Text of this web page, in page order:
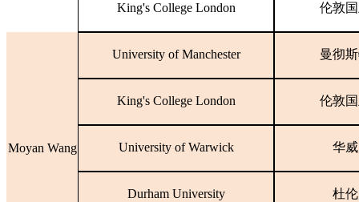
King's College London 伦敦
Moyan Wang
University of Manchester 曼彻
King's College London 伦敦
University of Warwick 华
Durham University 杜